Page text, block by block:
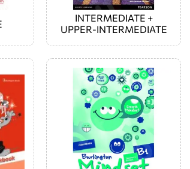
INTERMEDIATE +
UPPER-INTERMEDIATE